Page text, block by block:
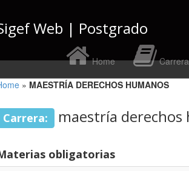
Web | Postgrado
Home
» MAESTRÍA DERECHOS HUMANOS
Carrera: maestría derechos
obligatorias